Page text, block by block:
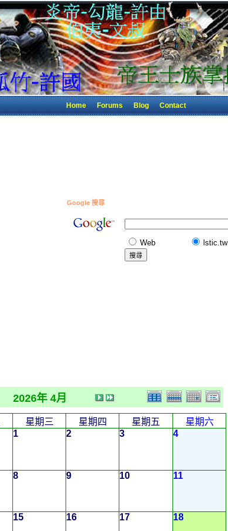
Home Forums Blog Contact
Google 搜尋
Web lstic.tw
2026年 4月
星期三 星期四 星期五
星期六
1
2 3 4
8 9 10 11
15 16 17 18